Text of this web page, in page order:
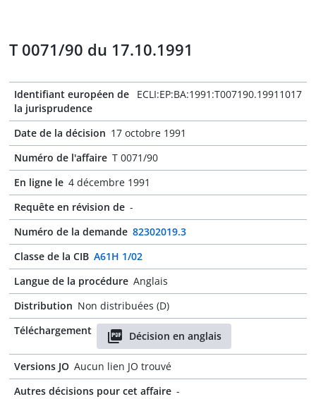
T 0071/90 du 17.10.1991
Identifiant européen de
la jurisprudence
ECLI:EP:BA:1991:T007190.19911017
Date de la décision 17 octobre 1991
Numéro de l'affaire T 0071/90
En ligne le 4 décembre 1991
Requête en révision de -
Numéro de la demande 82302019.3
Classe de la CIB A61H 1/02
Langue de la procédure Anglais
Distribution Non distribuées (D)
Téléchargement
Décision en anglais
Versions JO Aucun lien JO trouvé
Autres décisions pour cet affaire -